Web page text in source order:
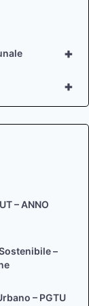
+
+
– ANNO
–
– PGTU